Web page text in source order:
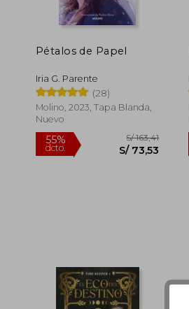
Pétalos de Papel
Iria G. Parente
(28)
Molino, 2023, Tapa Blanda,
Nuevo
55%
dcto.
S/